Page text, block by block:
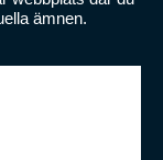
ämnen.